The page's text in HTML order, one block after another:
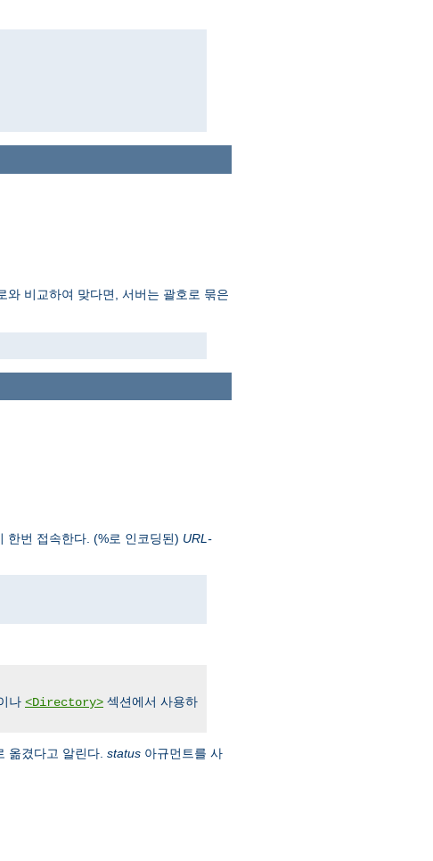
와 비교하여 맞다면, 서버는 괄호로 묶은
한번 접속한다. (%로 인코딩된) URL-
나 <Directory> 섹션에서 사용하
옮겼다고 알린다. status 아규먼트를 사